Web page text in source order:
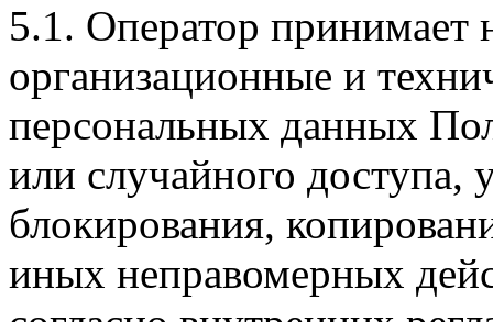
5.1. Оператор принимает
организационные и
персональных данных
или случайного доступа,
блокирования,
иных неправомерных